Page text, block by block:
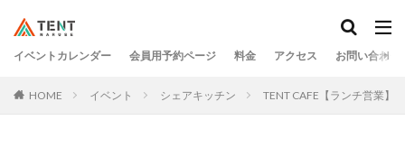
イベントカレンダー 会員用予約ページ 料金 アクセス お問い合わせ
HOME イベント シェアキッチン TENT CAFE【ランチ営業】